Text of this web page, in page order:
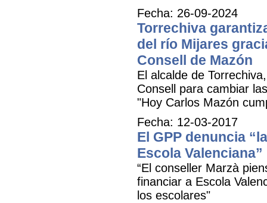
Fecha: 26-09-2024
Torrechiva
del río Mijares
Consell de Mazón
El alcalde de
Consell para cambiar
"Hoy Carlos Mazón
Fecha: 12-03-2017
El GPP denuncia
Escola Valenciana”
“El conseller Marzà
financiar a Escola
los escolares"